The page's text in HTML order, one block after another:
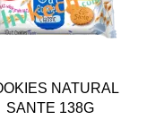
NATURAL
SANTE 138G